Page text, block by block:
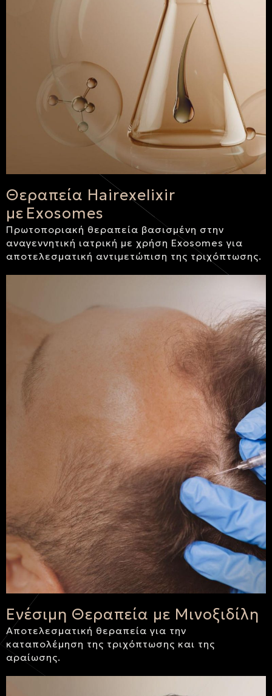
Θεραπεία Hairexelixir
με Exosomes
Πρωτοποριακή θεραπεία βασισμένη στην
αναγεννητική ιατρική με χρήση Exosomes για
αποτελεσματική αντιμετώπιση της τριχόπτωσης.
Ενέσιμη Θεραπεία με Μινοξιδίλη
Αποτελεσματική θεραπεία για την
καταπολέμηση της τριχόπτωσης και της
αραίωσης.